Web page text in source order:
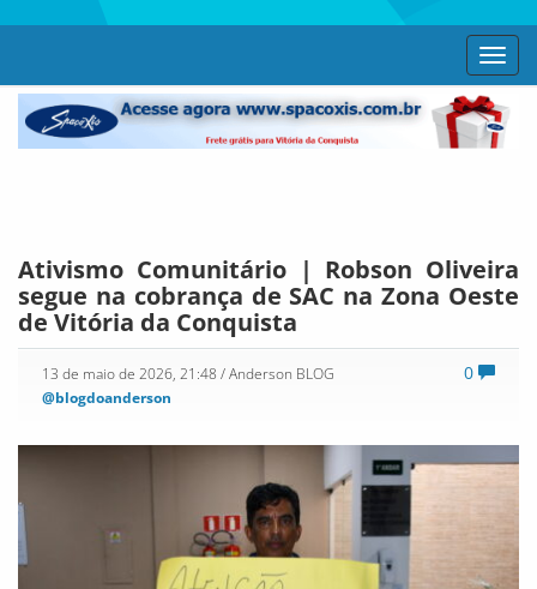
Ativismo Comunitário | Robson Oliveira
segue na cobrança de SAC na Zona Oeste
de Vitória da Conquista
0
13 de maio de 2026, 21:48 / Anderson BLOG
@blogdoanderson